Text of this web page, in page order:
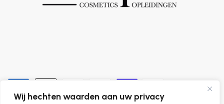
Wij hechten waarden aan uw privacy